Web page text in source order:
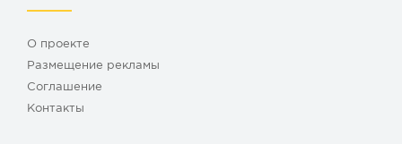
О проекте
Размещение рекламы
Cоглашение
Контакты